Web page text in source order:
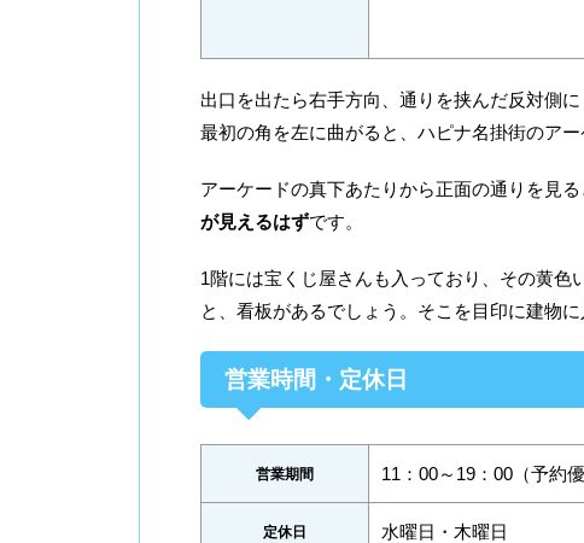
出口を出たら右手方向、通りを挟んだ反対側
最初の角を左に曲がると、ハピナ名掛街のアー
アーケードの真下あたりから正面の通りを見る
が見えるはずです。
1階には宝くじ屋さんも入っており、その黄色
と、看板があるでしょう。そこを目印に建物に
営業時間・定休日
営業期間 11：00～19：00（予約優
定休日 水曜日・木曜日